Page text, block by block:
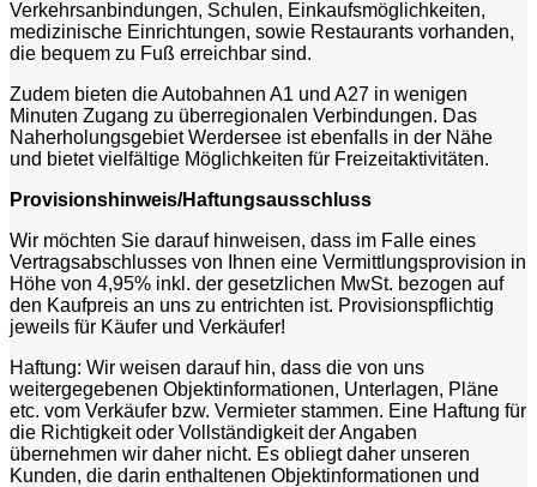
Verkehrsanbindungen, Schulen, Einkaufsmöglichkeiten,
medizinische Einrichtungen, sowie Restaurants vorhanden,
die bequem zu Fuß erreichbar sind.
Zudem bieten die Autobahnen A1 und A27 in wenigen
Minuten Zugang zu überregionalen Verbindungen. Das
Naherholungsgebiet Werdersee ist ebenfalls in der Nähe
und bietet vielfältige Möglichkeiten für Freizeitaktivitäten.
Provisionshinweis/Haftungsausschluss
Wir möchten Sie darauf hinweisen, dass im Falle eines
Vertragsabschlusses von Ihnen eine Vermittlungsprovision in
Höhe von 4,95% inkl. der gesetzlichen MwSt. bezogen auf
den Kaufpreis an uns zu entrichten ist. Provisionspflichtig
jeweils für Käufer und Verkäufer!
Haftung: Wir weisen darauf hin, dass die von uns
weitergegebenen Objektinformationen, Unterlagen, Pläne
etc. vom Verkäufer bzw. Vermieter stammen. Eine Haftung für
die Richtigkeit oder Vollständigkeit der Angaben
übernehmen wir daher nicht. Es obliegt daher unseren
Kunden, die darin enthaltenen Objektinformationen und